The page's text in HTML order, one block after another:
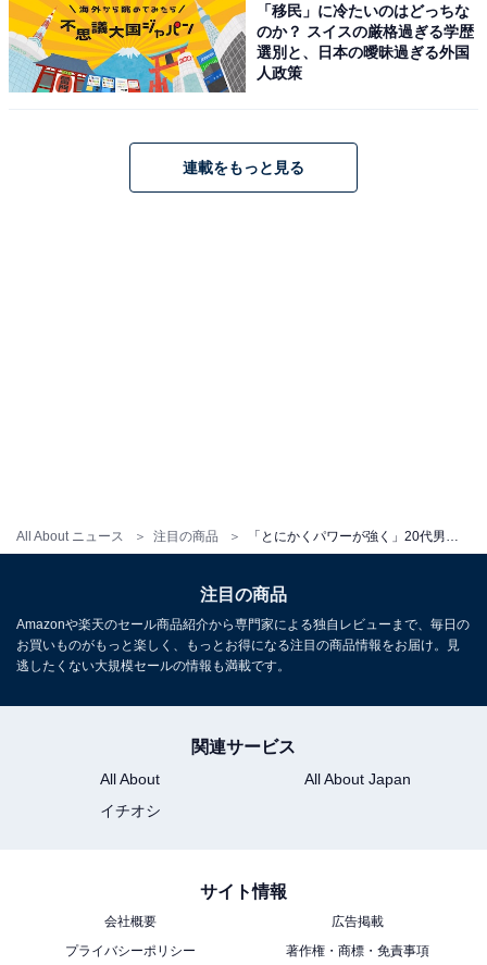
All About ニュース 注目の商品
「作業効率を劇的に高めてくれる」購入して満足
なワケ
た、DIYの作業効率を劇的に高めてくれる商品だと思い
ます」と、購入してよかったと感じている様子。「これ
のがもっと楽しく、もっとお得になる情報をお届け。編集部員によ
...続きを読む
こちらもおすすめ
【Amazonお買い得情報】マキタ「充電式空気
入れ」が特別価格で登場中【6月29日】
「移民」に冷たいのはどっちな
のか？ スイスの厳格過ぎる学歴
選別と、日本の曖昧過ぎる外国
人政策
連載をもっと見る
注目の商品
Amazonや楽天のセール商品紹介から専門家による独自レビューまで、毎日の
お買いものがもっと楽しく、もっとお得になる注目の商品情報をお届け。見
逃したくない大規模セールの情報も満載です。
関連サービス
All About
All About Japan
イチオシ
サイト情報
会社概要
広告掲載
プライバシーポリシー
著作権・商標・免責事項